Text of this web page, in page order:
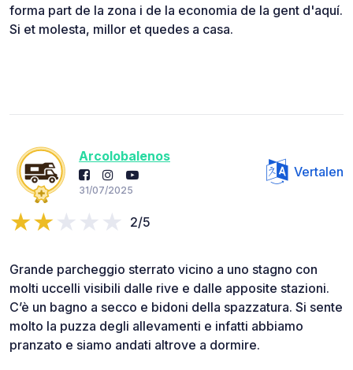
forma part de la zona i de la economia de la gent d'aquí.
Si et molesta, millor et quedes a casa.
Arcolobalenos
31/07/2025
Vertalen
2/5
Grande parcheggio sterrato vicino a uno stagno con
molti uccelli visibili dalle rive e dalle apposite stazioni.
C’è un bagno a secco e bidoni della spazzatura. Si sente
molto la puzza degli allevamenti e infatti abbiamo
pranzato e siamo andati altrove a dormire.